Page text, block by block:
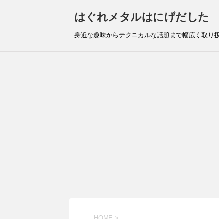
はぐれメタルはにげだした
身近な趣味からテクニカルな話題まで幅広く取り